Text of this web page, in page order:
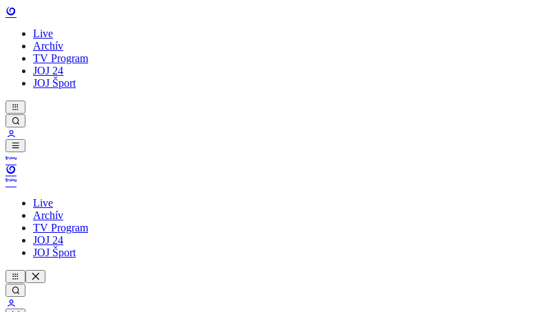
Live
Archív
TV Program
JOJ 24
JOJ Šport
Live
Archív
TV Program
JOJ 24
JOJ Šport